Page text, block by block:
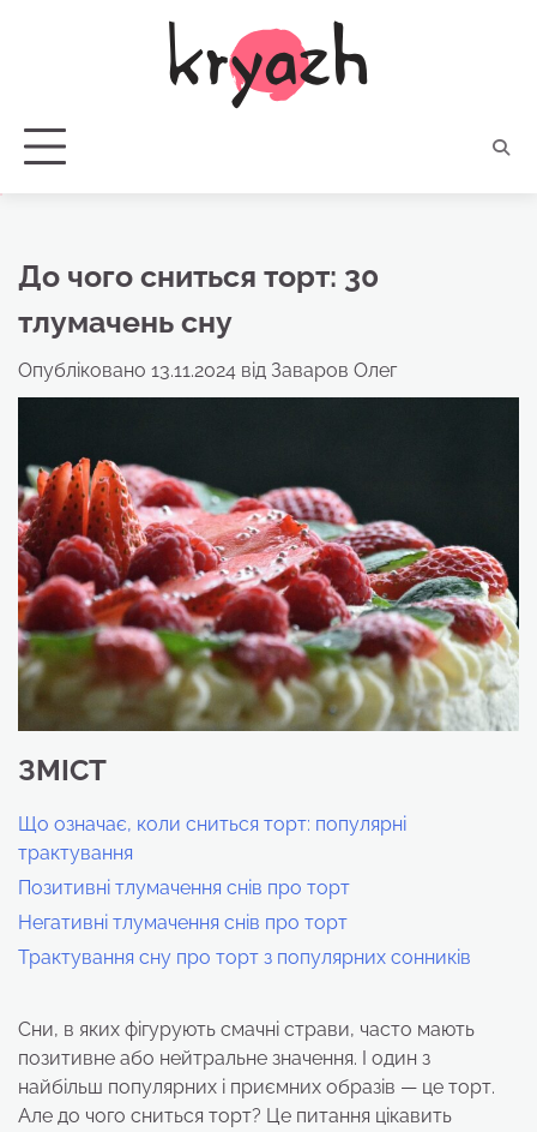
До чого сниться торт: 30
тлумачень сну
Опубліковано 13.11.2024 від Заваров Олег
ЗМІСТ
Що означає, коли сниться торт: популярні
трактування
Позитивні тлумачення снів про торт
Негативні тлумачення снів про торт
Трактування сну про торт з популярних сонників
Сни, в яких фігурують смачні страви, часто мають
позитивне або нейтральне значення. І один з
найбільш популярних і приємних образів — це торт.
Але до чого сниться торт? Це питання цікавить